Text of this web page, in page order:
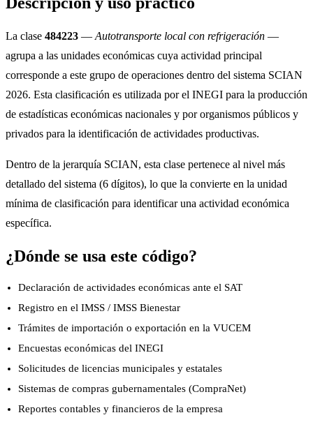
La clase 484223 — Autotransporte local con refrigeración —
agrupa a las unidades económicas cuya actividad principal
corresponde a este grupo de operaciones dentro del sistema SCIAN
2026. Esta clasificación es utilizada por el INEGI para la producción
de estadísticas económicas nacionales y por organismos públicos y
privados para la identificación de actividades productivas.
Dentro de la jerarquía SCIAN, esta clase pertenece al nivel más
detallado del sistema (6 dígitos), lo que la convierte en la unidad
mínima de clasificación para identificar una actividad económica
específica.
¿Dónde se usa este código?
Declaración de actividades económicas ante el SAT
Registro en el IMSS / IMSS Bienestar
Trámites de importación o exportación en la VUCEM
Encuestas económicas del INEGI
Solicitudes de licencias municipales y estatales
Sistemas de compras gubernamentales (CompraNet)
Reportes contables y financieros de la empresa